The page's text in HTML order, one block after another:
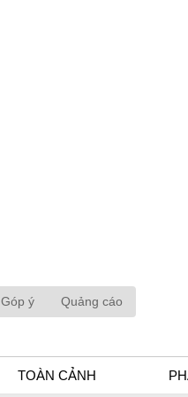
Góp ý Quảng cáo
TOÀN CẢNH